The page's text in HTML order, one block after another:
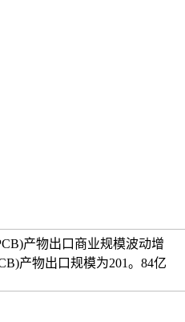
产物出口商业规模波动增
产物出口规模为201。84亿